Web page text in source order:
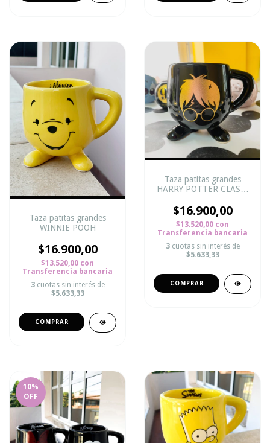
Taza patitas grandes
WINNIE POOH
$16.900,00
$13.520,00 con
Transferencia bancaria
3 cuotas sin interés de
$5.633,33
Taza patitas grandes
HARRY POTTER CLASIC
$16.900,00
$13.520,00 con
Transferencia bancaria
3 cuotas sin interés de
$5.633,33
10%
OFF